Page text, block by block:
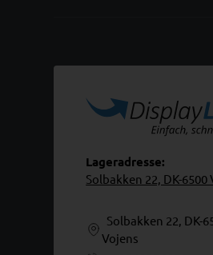
Lageradresse:
Solbakken 22, DK-6500
Solbakken 22, DK-
Vojens